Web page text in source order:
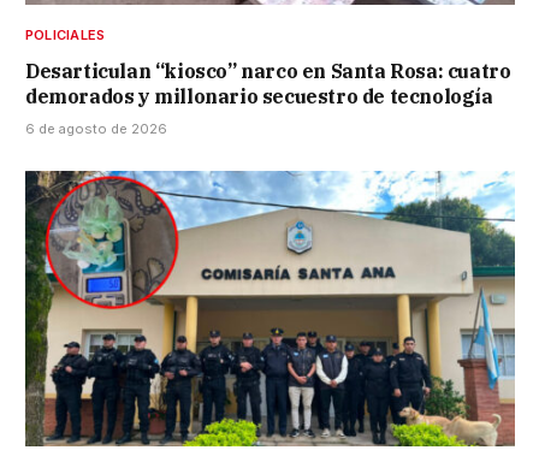
POLICIALES
Desarticulan “kiosco” narco en Santa Rosa: cuatro
demorados y millonario secuestro de tecnología
6 de agosto de 2026